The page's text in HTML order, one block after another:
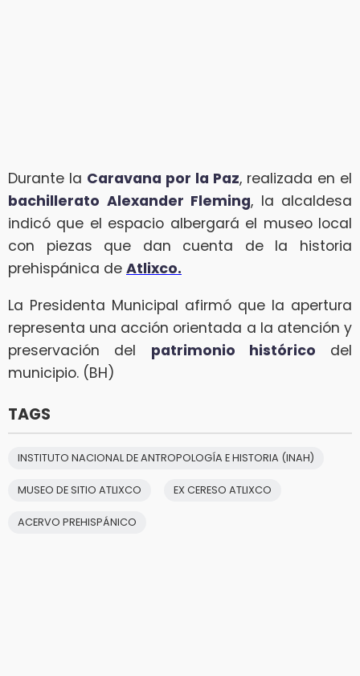
Durante la Caravana por la Paz, realizada en el
bachillerato Alexander Fleming, la alcaldesa
indicó que el espacio albergará el museo local
con piezas que dan cuenta de la historia
prehispánica de Atlixco.
La Presidenta Municipal afirmó que la apertura
representa una acción orientada a la atención y
preservación del patrimonio histórico del
municipio. (BH)
TAGS
INSTITUTO NACIONAL DE ANTROPOLOGÍA E HISTORIA (INAH)
MUSEO DE SITIO ATLIXCO EX CERESO ATLIXCO
ACERVO PREHISPÁNICO